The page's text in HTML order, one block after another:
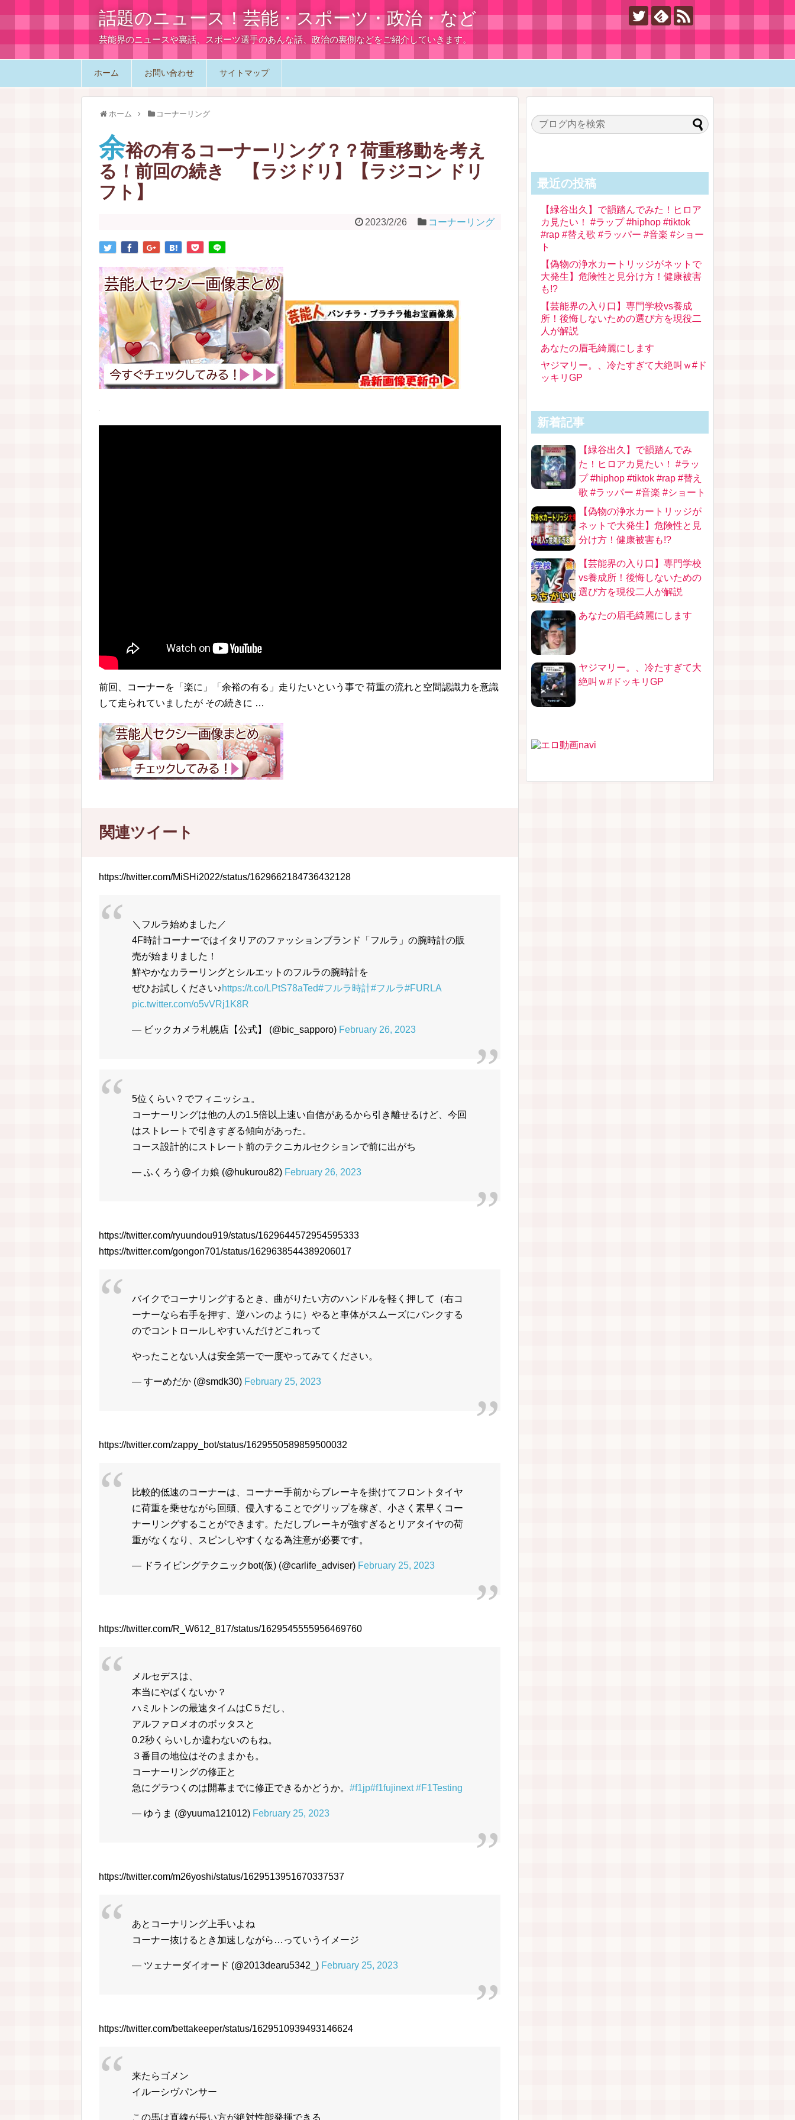
話題のニュース！芸能・スポーツ・政治・など
芸能界のニュースや裏話、スポーツ選手のあんな話、政治の裏側などをご紹介していきます。
ホーム お問い合わせ サイトマップ
ホーム コーナーリング
余裕の有るコーナーリング？？荷重移動を考え
る！前回の続き 【ラジドリ】【ラジコン ドリ
フト】
2023/2/26 コーナーリング
前回、コーナーを「楽に」「余裕の有る」走りたいという事で 荷重の流れと空間認識力を意識
して走られていましたが その続きに …
関連ツイート
https://twitter.com/MiSHi2022/status/1629662184736432128
＼フルラ始めました／
4F時計コーナーではイタリアのファッションブランド「フルラ」の腕時計の販
売が始まりました！
鮮やかなカラーリングとシルエットのフルラの腕時計を
ぜひお試しください♪https://t.co/LPtS78aTed#フルラ時計#フルラ#FURLA
pic.twitter.com/o5vVRj1K8R
— ビックカメラ札幌店【公式】 (@bic_sapporo) February 26, 2023
5位くらい？でフィニッシュ。
コーナーリングは他の人の1.5倍以上速い自信があるから引き離せるけど、今回
はストレートで引きすぎる傾向があった。
コース設計的にストレート前のテクニカルセクションで前に出がち
— ふくろう@イカ娘 (@hukurou82) February 26, 2023
https://twitter.com/ryuundou919/status/1629644572954595333
https://twitter.com/gongon701/status/1629638544389206017
バイクでコーナリングするとき、曲がりたい方のハンドルを軽く押して（右コ
ーナーなら右手を押す、逆ハンのように）やると車体がスムーズにバンクする
のでコントロールしやすいんだけどこれって
やったことない人は安全第一で一度やってみてください。
— すーめだか (@smdk30) February 25, 2023
https://twitter.com/zappy_bot/status/1629550589859500032
比較的低速のコーナーは、コーナー手前からブレーキを掛けてフロントタイヤ
に荷重を乗せながら回頭、侵入することでグリップを稼ぎ、小さく素早くコー
ナーリングすることができます。ただしブレーキが強すぎるとリアタイヤの荷
重がなくなり、スピンしやすくなる為注意が必要です。
— ドライビングテクニックbot(仮) (@carlife_adviser) February 25, 2023
https://twitter.com/R_W612_817/status/1629545555956469760
メルセデスは、
本当にやばくないか？
ハミルトンの最速タイムはC５だし、
アルファロメオのボッタスと
0.2秒くらいしか違わないのもね。
３番目の地位はそのままかも。
コーナーリングの修正と
急にグラつくのは開幕までに修正できるかどうか。 #f1jp#f1fujinext #F1Testing
— ゆうま (@yuuma121012) February 25, 2023
https://twitter.com/m26yoshi/status/1629513951670337537
あとコーナリング上手いよね
コーナー抜けるとき加速しながら…っていうイメージ
— ツェナーダイオード (@2013dearu5342_) February 25, 2023
https://twitter.com/bettakeeper/status/1629510939493146624
来たらゴメン
イルーシヴパンサー
この馬は直線が長い方が絶対性能発揮できる
最近の投稿
【緑谷出久】で韻踏んでみた！ヒロア
カ見たい！ #ラップ #hiphop #tiktok
#rap #替え歌 #ラッパー #音楽 #ショー
ト
【偽物の浄水カートリッジがネットで
大発生】危険性と見分け方！健康被害
も!?
【芸能界の入り口】専門学校vs養成
所！後悔しないための選び方を現役二
人が解説
あなたの眉毛綺麗にします
ヤジマリー。、冷たすぎて大絶叫ｗ#ド
ッキリGP
新着記事
【緑谷出久】で韻踏んでみ
た！ヒロアカ見たい！ #ラッ
プ #hiphop #tiktok #rap #替え
歌 #ラッパー #音楽 #ショート
【偽物の浄水カートリッジが
ネットで大発生】危険性と見
分け方！健康被害も!?
【芸能界の入り口】専門学校
vs養成所！後悔しないための
選び方を現役二人が解説
あなたの眉毛綺麗にします
ヤジマリー。、冷たすぎて大
絶叫ｗ#ドッキリGP